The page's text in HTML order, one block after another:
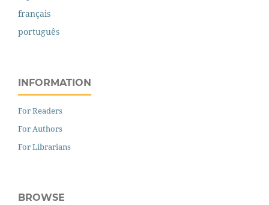
français
português
INFORMATION
For Readers
For Authors
For Librarians
BROWSE